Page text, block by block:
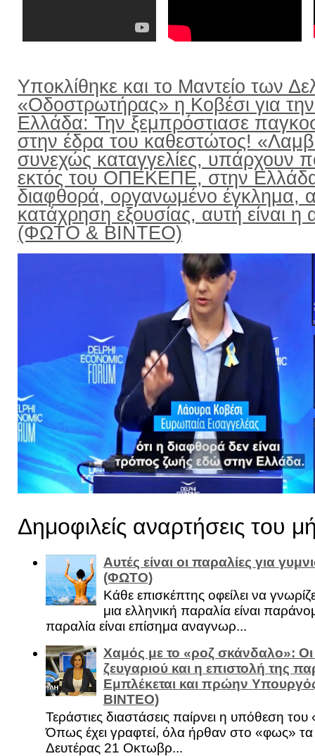
Υποκλίθηκε και το Μαντείο των
«Οδοστρωτήρας» η Κοβέσι για
Ελλάδα: Την ξεμπρόστιασε
στην έδρα του καθεστώτος!
συνεχώς καταγγελίες, υπάρχουν
εκτός του ΟΠΕΚΕΠΕ, στην
διαφθορά, οργανωμένο έγκλημα,
κατάχρηση εξουσίας, αυτή είναι η
(ΦΩΤΟ & ΒΙΝΤΕΟ)
Δημοφιλείς αναρτήσεις του
Αυτές είναι οι παραλίες για
(ΦΩΤΟ)
Κάθε επισκέπτης οφείλει να
μια ελληνική παραλία είναι
παραλία είναι επίσημα αναγνωρ...
Χαμός με το «ροζ σκάνδαλο»: Οι
ζευγαριού και η επιστολή της
Εμπλέκεται και πρώην
ΒΙΝΤΕΟ)
Τεράστιες διαστάσεις παίρνει η υπόθεση
Όπως έχει γραφτεί, όλα ήρθαν στο «φως»
Δευτέρας 21 Οκτωβρ...